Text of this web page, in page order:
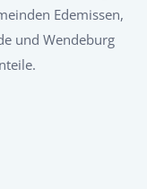
Edemissen,
und Wendeburg